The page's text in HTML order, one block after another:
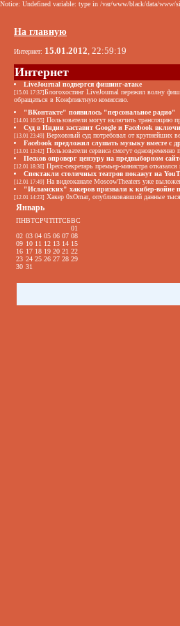
Notice: Undefined variable: type in /var/www/black/data/www/
На главную
Интернет: 15.01.2012, 22:59:19
Интернет
LiveJournal подвергся фишинг-атаке
[15.01 17:37]Блогохостинг LiveJournal пережил волну
обращаться в Конфликтную комиссию.
"ВКонтакте" появилось "персональное радио"
[14.01 16:55] Пользователи могут включить трансляцию
Суд в Индии заставит Google и Facebook
[13.01 23:49] Верховный суд потребовал от крупнейших
Facebook предложил слушать музыку вместе с
[13.01 13:42] Пользователи сервиса смогут
Песков опроверг цензуру на предвыборном
[12.01 18:36] Пресс-секретарь премьер-министра
Спектакли столичных театров покажут на
[12.01 17:49] На видеоканале MoscowTheaters уже
"Исламских" хакеров призвали к кибер-войне
[12.01 14:23] Хакер 0xOmar, опубликовавший данные
Январь
ПНВТСРЧТПТСБВС
01
02 03 04 05 06 07 08
09 10 11 12 13 14 15
16 17 18 19 20 21 22
23 24 25 26 27 28 29
30 31